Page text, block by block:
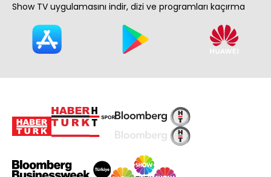
Show TV uygulamasını indir, dizi ve programları kaçırma